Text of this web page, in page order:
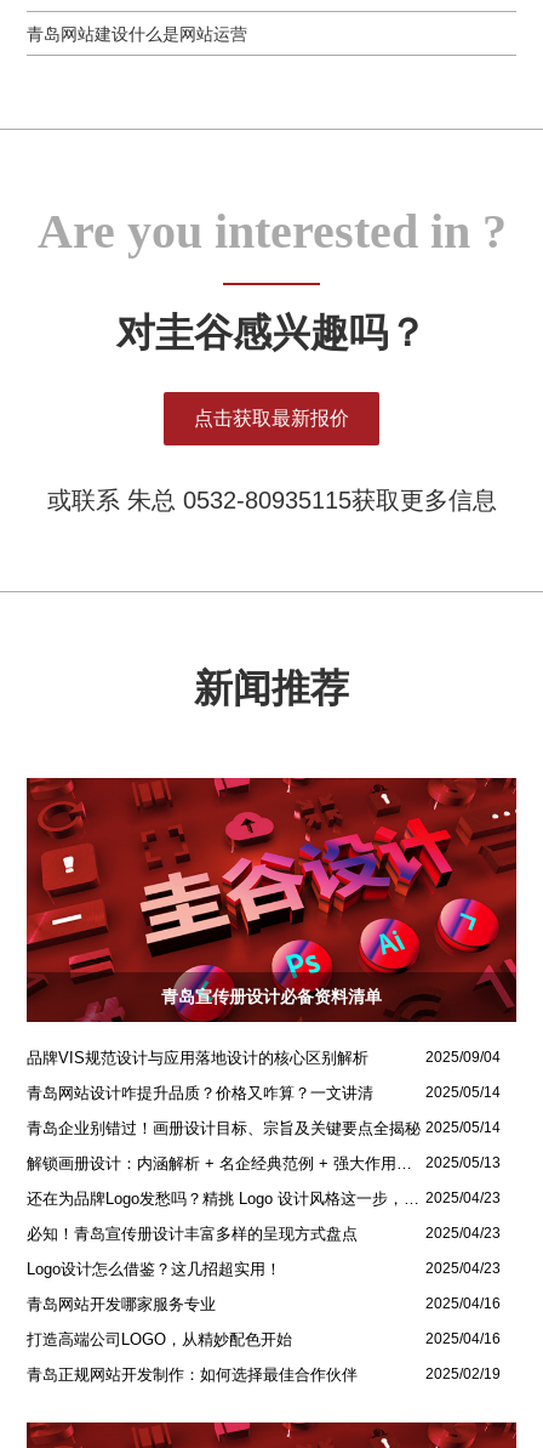
青岛网站建设什么是网站运营
Are you interested in ?
对圭谷感兴趣吗？
点击获取最新报价
或联系 朱总 0532-80935115获取更多信息
新闻推荐
青岛宣传册设计必备资料清单
品牌VIS规范设计与应用落地设计的核心区别解析 2025/09/04
青岛网站设计咋提升品质？价格又咋算？一文讲清 2025/05/14
青岛企业别错过！画册设计目标、宗旨及关键要点全揭秘 2025/05/14
解锁画册设计：内涵解析 + 名企经典范例 + 强大作用全揭秘 2025/05/13
还在为品牌Logo发愁吗？精挑 Logo 设计风格这一步，轻松铸就独属于你的品牌魅力 2025/04/23
必知！青岛宣传册设计丰富多样的呈现方式盘点 2025/04/23
Logo设计怎么借鉴？这几招超实用！ 2025/04/23
青岛网站开发哪家服务专业 2025/04/16
打造高端公司LOGO，从精妙配色开始 2025/04/16
青岛正规网站开发制作：如何选择最佳合作伙伴 2025/02/19